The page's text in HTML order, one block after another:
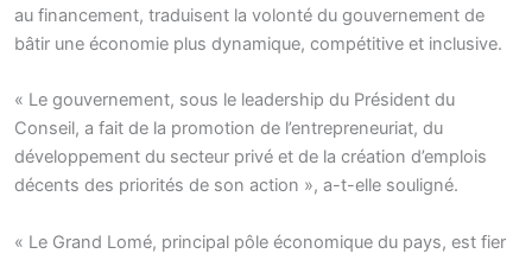
au financement, traduisent la volonté du gouvernement de
bâtir une économie plus dynamique, compétitive et inclusive.
« Le gouvernement, sous le leadership du Président du
Conseil, a fait de la promotion de l’entrepreneuriat, du
développement du secteur privé et de la création d’emplois
décents des priorités de son action », a-t-elle souligné.
« Le Grand Lomé, principal pôle économique du pays, est fier